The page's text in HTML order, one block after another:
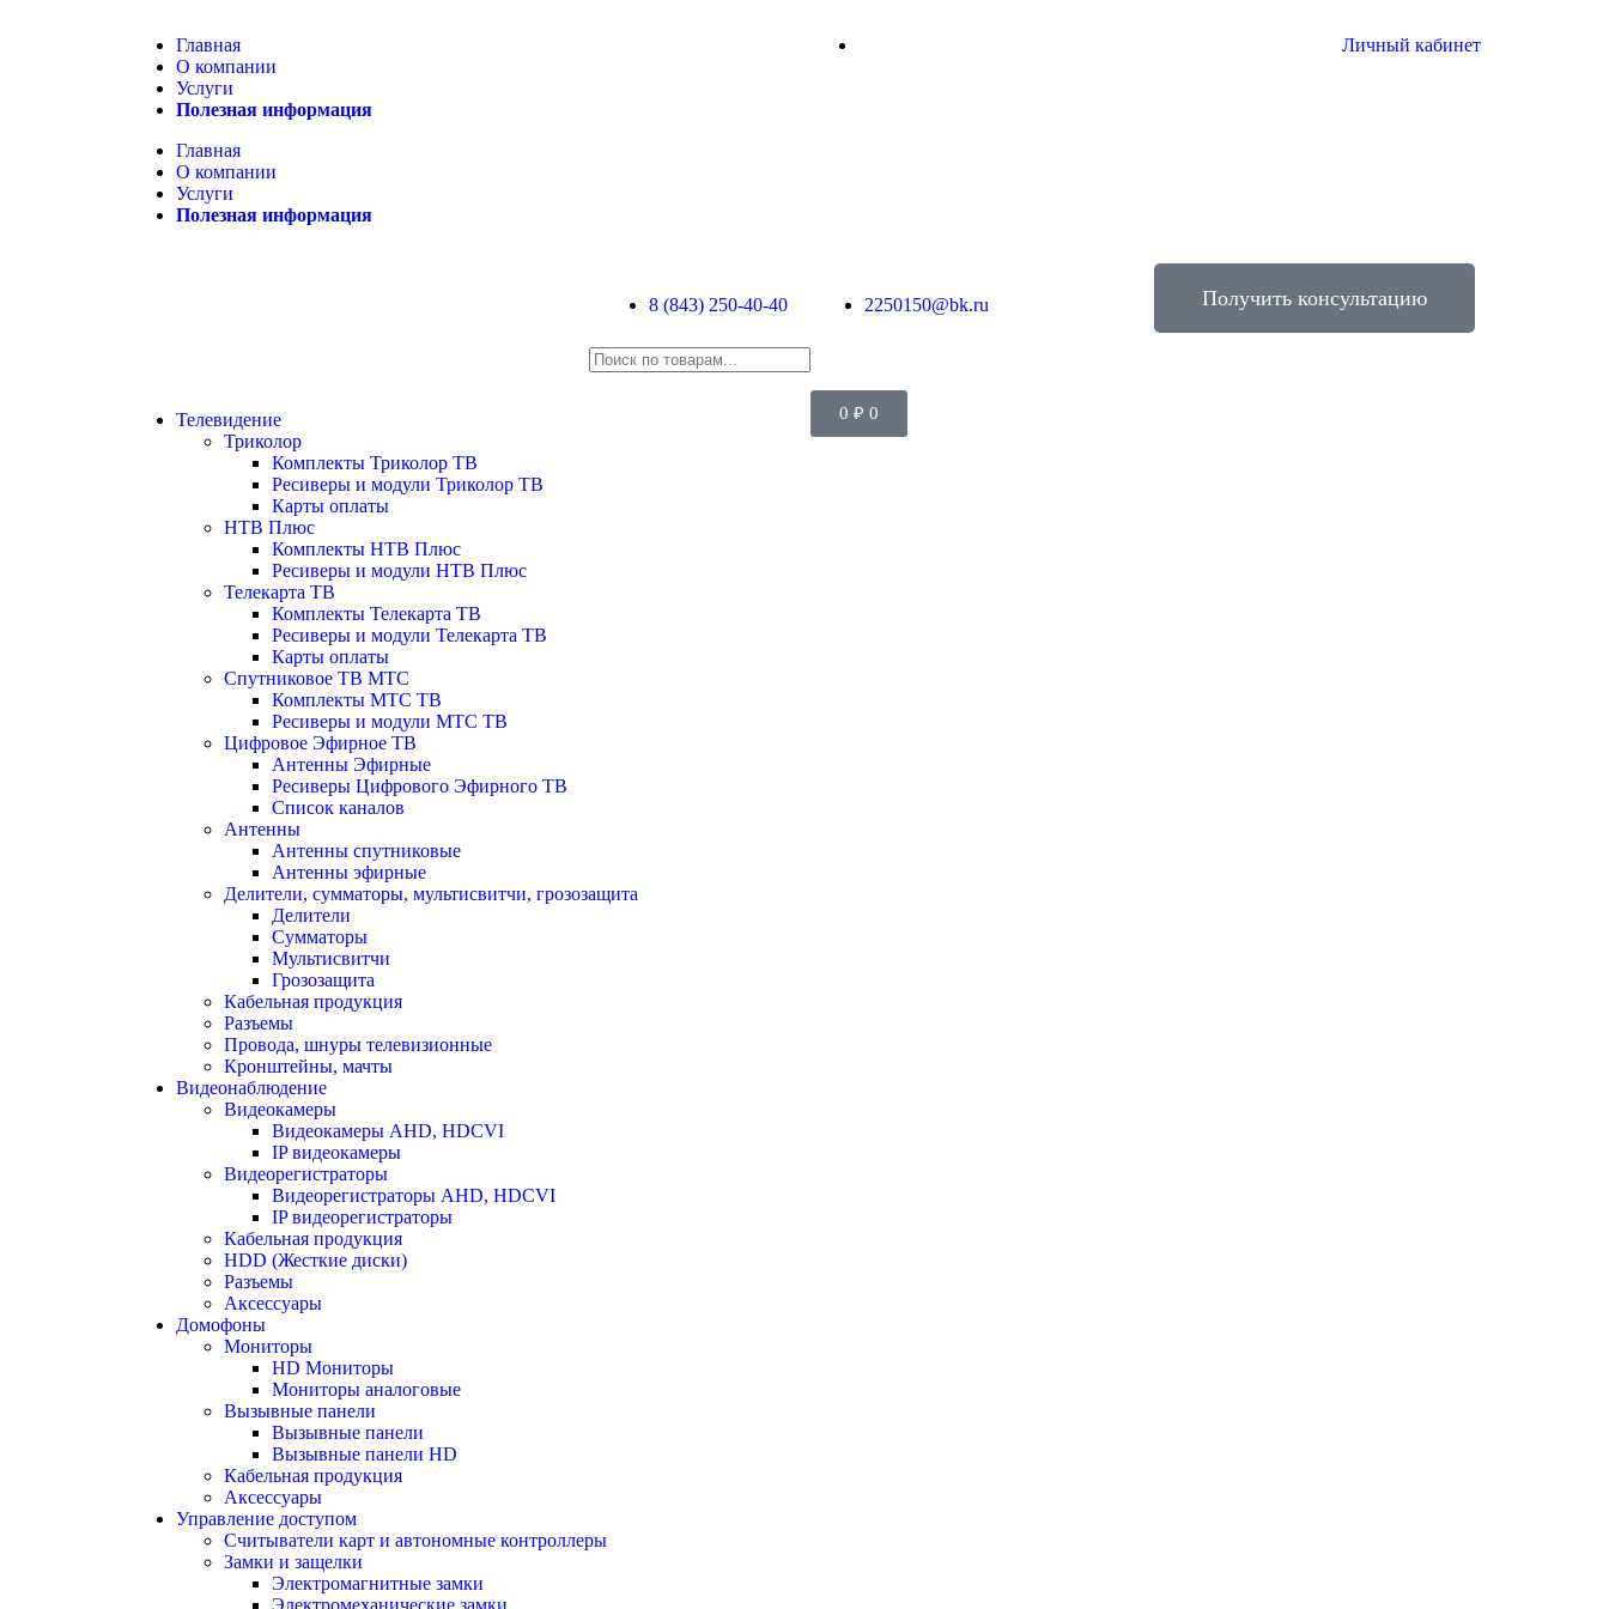
Главная
О компании
Услуги
Полезная информация
Главная
О компании
Услуги
Полезная информация
Личный кабинет
8 (843) 250-40-40 2250150@bk.ru Получить консультацию
Телевидение
Триколор
Комплекты Триколор ТВ
Ресиверы и модули Триколор ТВ
Карты оплаты
НТВ Плюс
Комплекты НТВ Плюс
Ресиверы и модули НТВ Плюс
Телекарта ТВ
Комплекты Телекарта ТВ
Ресиверы и модули Телекарта ТВ
Карты оплаты
Спутниковое ТВ МТС
Комплекты МТС ТВ
Ресиверы и модули МТС ТВ
Цифровое Эфирное ТВ
Антенны Эфирные
Ресиверы Цифрового Эфирного ТВ
Список каналов
Антенны
Антенны спутниковые
Антенны эфирные
Делители, сумматоры, мультисвитчи, грозозащита
Делители
Сумматоры
Мультисвитчи
Грозозащита
Кабельная продукция
Разъемы
Провода, шнуры телевизионные
Кронштейны, мачты
Видеонаблюдение
Видеокамеры
Видеокамеры AHD, HDCVI
IP видеокамеры
Видеорегистраторы
Видеорегистраторы AHD, HDCVI
IP видеорегистраторы
Кабельная продукция
HDD (Жесткие диски)
Разъемы
Аксессуары
Домофоны
Мониторы
HD Мониторы
Мониторы аналоговые
Вызывные панели
Вызывные панели
Вызывные панели HD
Кабельная продукция
Аксессуары
Управление доступом
Считыватели карт и автономные контроллеры
Замки и защелки
Электромагнитные замки
Электромеханические замки
0 ₽ 0